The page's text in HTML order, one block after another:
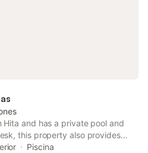
Hita and has a private pool and
this property also provides
accommodation features spa
Piscina